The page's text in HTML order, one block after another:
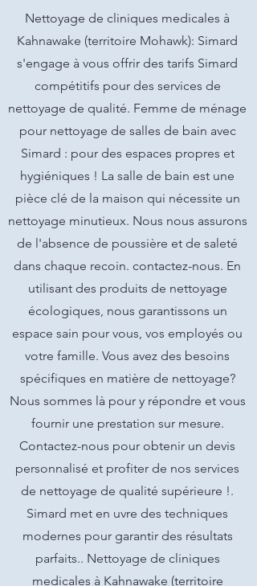
Nettoyage de cliniques medicales à
Kahnawake (territoire Mohawk): Simard
s'engage à vous offrir des tarifs Simard
compétitifs pour des services de
nettoyage de qualité. Femme de ménage
pour nettoyage de salles de bain avec
Simard : pour des espaces propres et
hygiéniques ! La salle de bain est une
pièce clé de la maison qui nécessite un
nettoyage minutieux. Nous nous assurons
de l'absence de poussière et de saleté
dans chaque recoin. contactez-nous. En
utilisant des produits de nettoyage
écologiques, nous garantissons un
espace sain pour vous, vos employés ou
votre famille. Vous avez des besoins
spécifiques en matière de nettoyage?
Nous sommes là pour y répondre et vous
fournir une prestation sur mesure.
Contactez-nous pour obtenir un devis
personnalisé et profiter de nos services
de nettoyage de qualité supérieure !.
Simard met en uvre des techniques
modernes pour garantir des résultats
parfaits.. Nettoyage de cliniques
medicales à Kahnawake (territoire